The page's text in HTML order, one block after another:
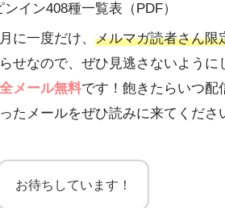
イン408種一覧表（PDF）
に一度だけ、メルマガ読者さん限
せなので、ぜひ見逃さないように
全メール無料です！飽きたらいつ配
たメールをぜひ読みに来てくださ
お待ちしています！